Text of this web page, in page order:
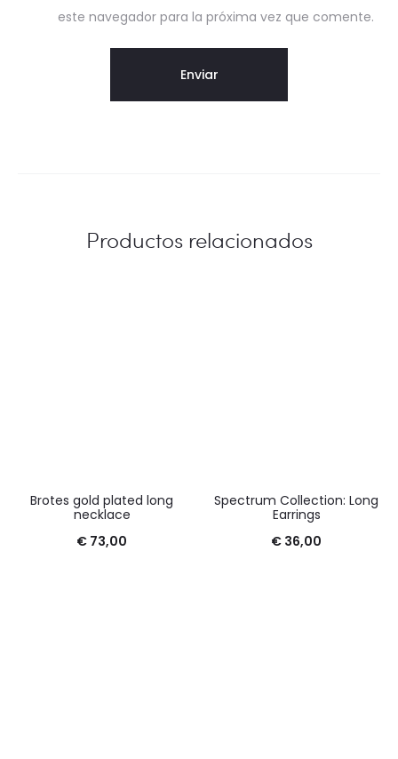
este navegador para la próxima vez que comente.
Productos relacionados
Brotes gold plated long
necklace
€ 73,00
Spectrum Collection: Long
Earrings
€ 36,00